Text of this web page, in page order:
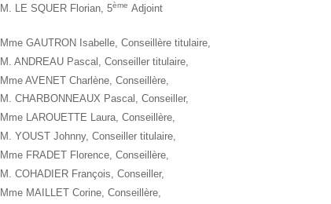
M. LE SQUER Florian, 5ème Adjoint
Mme GAUTRON Isabelle, Conseillère titulaire,
M. ANDREAU Pascal, Conseiller titulaire,
Mme AVENET Charlène, Conseillère,
M. CHARBONNEAUX Pascal, Conseiller,
Mme LAROUETTE Laura, Conseillère,
M. YOUST Johnny, Conseiller titulaire,
Mme FRADET Florence, Conseillère,
M. COHADIER François, Conseiller,
Mme MAILLET Corine, Conseillère,